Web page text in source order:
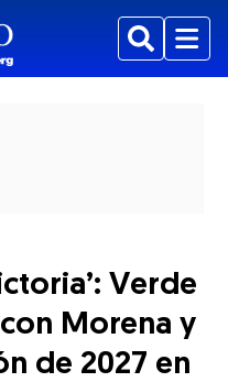
BuscarMenu
Verde
Morena y
de 2027 en